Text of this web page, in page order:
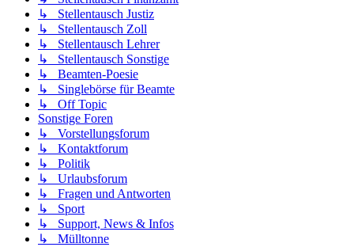
↳ Stellentausch Justiz
↳ Stellentausch Zoll
↳ Stellentausch Lehrer
↳ Stellentausch Sonstige
↳ Beamten-Poesie
↳ Singlebörse für Beamte
↳ Off Topic
Sonstige Foren
↳ Vorstellungsforum
↳ Kontaktforum
↳ Politik
↳ Urlaubsforum
↳ Fragen und Antworten
↳ Sport
↳ Support, News & Infos
↳ Mülltonne